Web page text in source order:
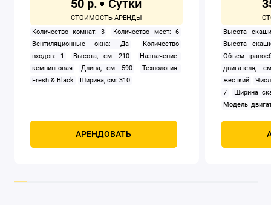
50 р.
Количество комнат: 3
Количество мест: 6
Вентиляционные окна: Да
Количество
входов: 1
Высота, см: 210
Назначение:
кемпинговая
Длина, см: 590
Технология:
Fresh & Black
Ширина, см: 310
АРЕНДОВАТЬ
Высота
Высота
Объем
двигателя,
жесткий
7
Ширина
Модель